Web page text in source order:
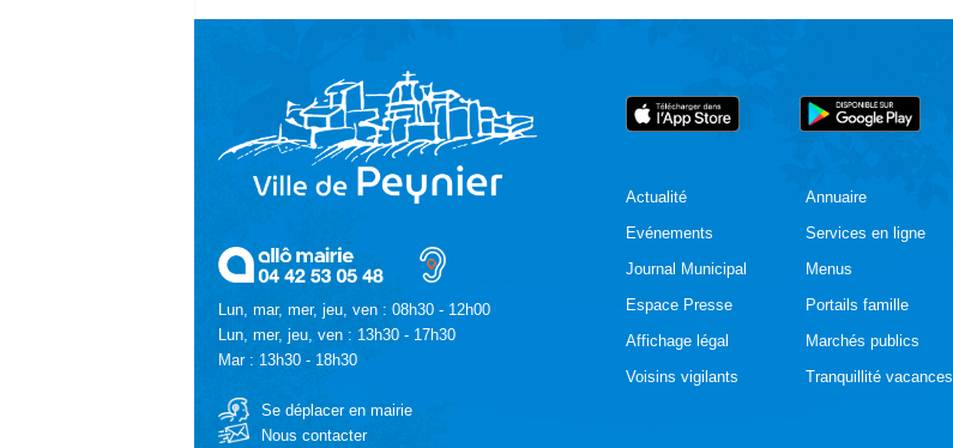
Lun, mar, mer, jeu, ven : 08h30 - 12h00
Lun, mer, jeu, ven : 13h30 - 17h30
Mar : 13h30 - 18h30
Se déplacer en mairie
Nous contacter
Actualité
Evénements
Journal Municipal
Espace Presse
Affichage légal
Voisins vigilants
Annuaire
Services en ligne
Menus
Portails famille
Marchés publics
Tranquillité vacances